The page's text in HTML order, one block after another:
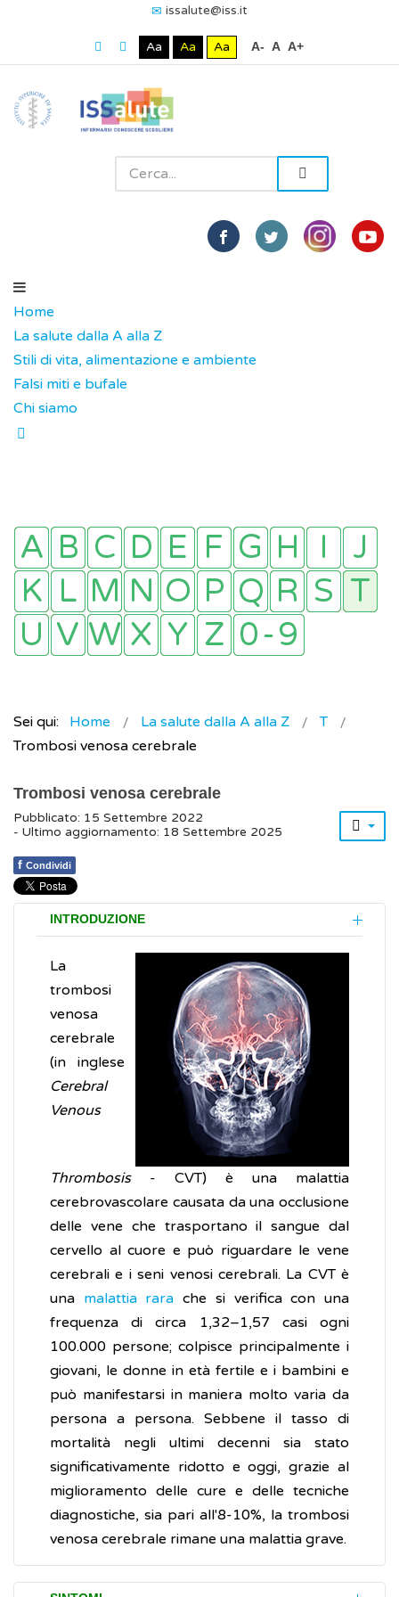
issalute@iss.it
Aa Aa Aa A- A A+
Home
La salute dalla A alla Z
Stili di vita, alimentazione e ambiente
Falsi miti e bufale
Chi siamo
Sei qui: Home La salute dalla A alla Z
T
Trombosi venosa cerebrale
Trombosi venosa cerebrale
Pubblicato: 15 Settembre 2022
- Ultimo aggiornamento: 18 Settembre 2025
f Condividi
INTRODUZIONE
La
trombosi
venosa
cerebrale
(in inglese
Cerebral
Venous
Thrombosis- CVT) è una malattia
cerebrovascolare causata da una occlusione
delle vene che trasportano il sangue dal
cervello al cuore e può riguardare le vene
cerebrali e i seni venosi cerebrali. La CVT è
una malattia rara che si verifica con una
frequenza di circa 1,32–1,57 casi ogni
100.000 persone; colpisce principalmente i
giovani, le donne in età fertile e i bambini e
può manifestarsi in maniera molto varia da
persona a persona. Sebbene il tasso di
mortalità negli ultimi decenni sia stato
significativamente ridotto e oggi, grazie al
miglioramento delle cure e delle tecniche
diagnostiche, sia pari all'8-10%, la trombosi
venosa cerebrale rimane una malattia grave.